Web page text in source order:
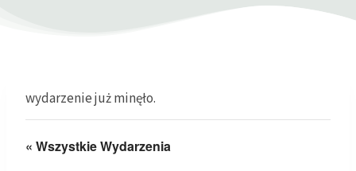
wydarzenie już minęło.
« Wszystkie Wydarzenia